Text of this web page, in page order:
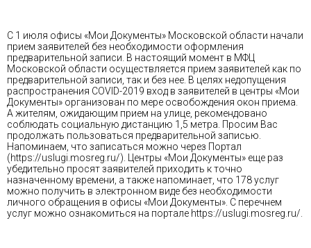
С 1 июля офисы «Мои Документы» Московской области начали
прием заявителей без необходимости оформления
предварительной записи. В настоящий момент в МФЦ
Московской области осуществляется прием заявителей как по
предварительной записи, так и без нее. В целях недопущения
распространения COVID-2019 вход в заявителей в центры «Мои
Документы» организован по мере освобождения окон приема.
А жителям, ожидающим прием на улице, рекомендовано
соблюдать социальную дистанцию 1,5 метра. Просим Вас
продолжать пользоваться предварительной записью.
Напоминаем, что записаться можно через Портал
(https://uslugi.mosreg.ru/). Центры «Мои Документы» еще раз
убедительно просят заявителей приходить к точно
назначенному времени, а также напоминает, что 178 услуг
можно получить в электронном виде без необходимости
личного обращения в офисы «Мои Документы». С перечнем
услуг можно ознакомиться на портале https://uslugi.mosreg.ru/.